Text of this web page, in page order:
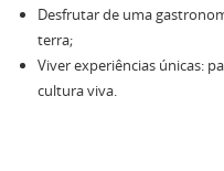
Desfrutar de uma
terra;
Viver experiências únicas:
cultura viva.